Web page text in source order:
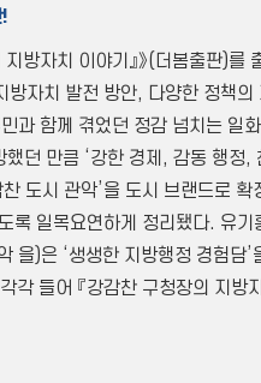
방자치 이야기』》(더봄출판)를
자치 발전 방안, 다양한 정책의
과 함께 겪었던 정감 넘치는 일
던 만큼 ‘강한 경제, 감동 행정,
도시 관악’을 도시 브랜드로 확
록 일목요연하게 정리됐다. 유기
을)은 ‘생생한 지방행정 경험담’
들어 『강감찬 구청장의 지방